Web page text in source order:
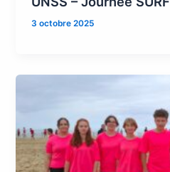
3 octobre 2025